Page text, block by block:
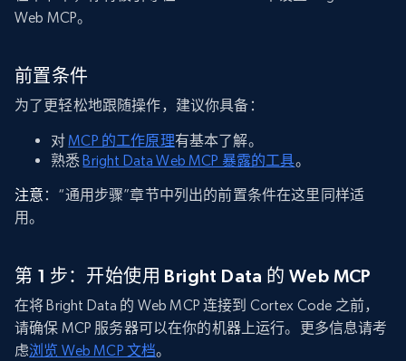
Web MCP。
前置条件
为了更轻松地跟随操作，建议你具备：
对 MCP 的工作原理有基本了解。
熟悉Bright Data Web MCP 暴露的工具。
注意 ：“通用步骤”章节中列出的前置条件在这里同样适
用。
第 1 步：开始使用 Bright Data 的 Web MCP
在将 Bright Data 的 Web MCP 连接到 Cortex Code 之前，
请确保 MCP 服务器可以在你的机器上运行。更多信息请考
虑浏览 Web MCP 文档。